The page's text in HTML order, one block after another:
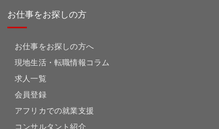
お仕事をお探しの方
お仕事をお探しの方へ
現地生活・転職情報コラム
求人一覧
会員登録
アフリカでの就業支援
コンサルタント紹介